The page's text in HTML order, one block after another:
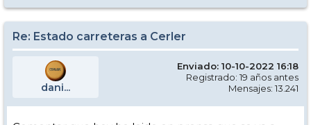
Re: Estado carreteras a Cerler
dani...
Enviado: 10-10-2022 16:18
Registrado: 19 años antes
Mensajes: 13.241